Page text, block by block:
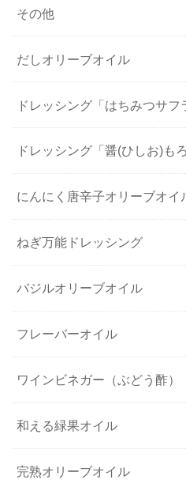
その他
だしオリーブオイル
ドレッシング「はちみつサフ
ドレッシング「醤(ひしお)も
にんにく唐辛子オリーブオイ
ねぎ万能ドレッシング
バジルオリーブオイル
フレーバーオイル
ワインビネガー（ぶどう酢）
和える緑果オイル
完熟オリーブオイル